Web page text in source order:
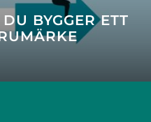
BYGGER ETT